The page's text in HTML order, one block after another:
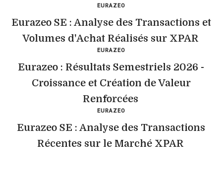
EURAZEO
Eurazeo SE : Analyse des Transactions et
Volumes d'Achat Réalisés sur XPAR
EURAZEO
Eurazeo : Résultats Semestriels 2026 -
Croissance et Création de Valeur
Renforcées
EURAZEO
Eurazeo SE : Analyse des Transactions
Récentes sur le Marché XPAR